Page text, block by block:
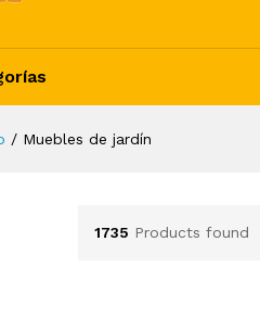
/ Muebles de jardín
1735 Products found